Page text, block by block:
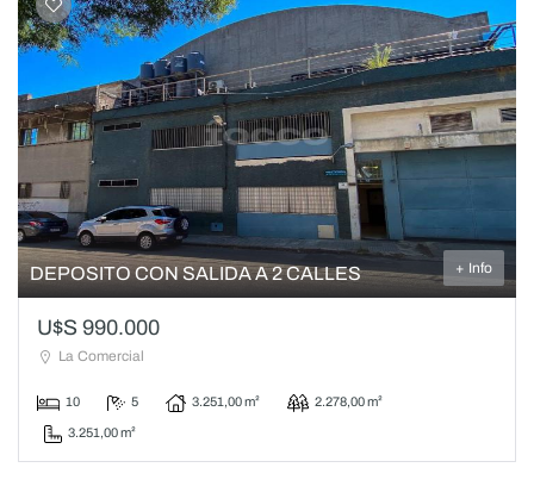
DEPOSITO CON SALIDA A 2 CALLES + Info
U$S 990.000
La Comercial
10 5 3.251,00 m² 2.278,00 m²
3.251,00 m²